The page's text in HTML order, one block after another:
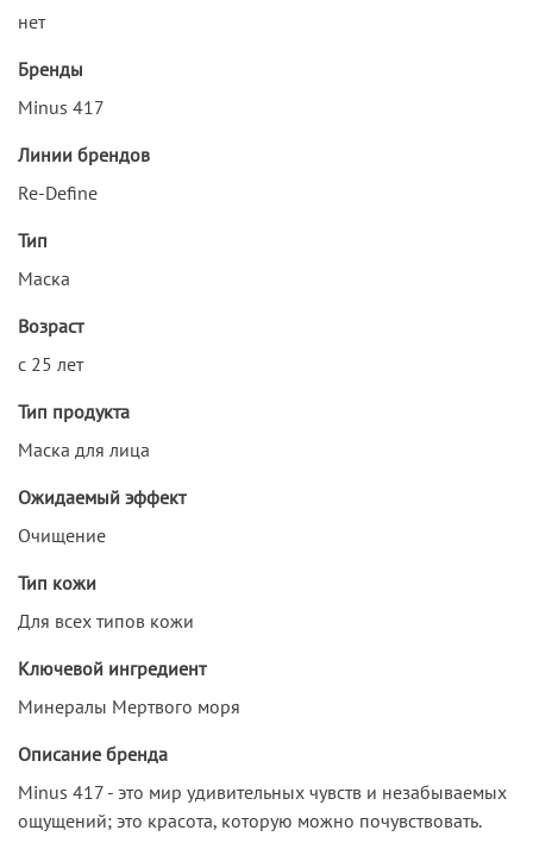
нет
Бренды
Minus 417
Линии брендов
Re-Define
Тип
Маска
Возраст
с 25 лет
Тип продукта
Маска для лица
Ожидаемый эффект
Очищение
Тип кожи
Для всех типов кожи
Ключевой ингредиент
Минералы Мертвого моря
Описание бренда
Minus 417 - это мир удивительных чувств и незабываемых
ощущений; это красота, которую можно почувствовать.